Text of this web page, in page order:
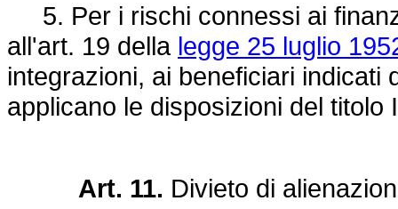
5. Per i rischi connessi ai
all'art. 19 della legge 25 luglio
integrazioni, ai beneficiari indicati
applicano le disposizioni del titolo
Art. 11. Divieto di